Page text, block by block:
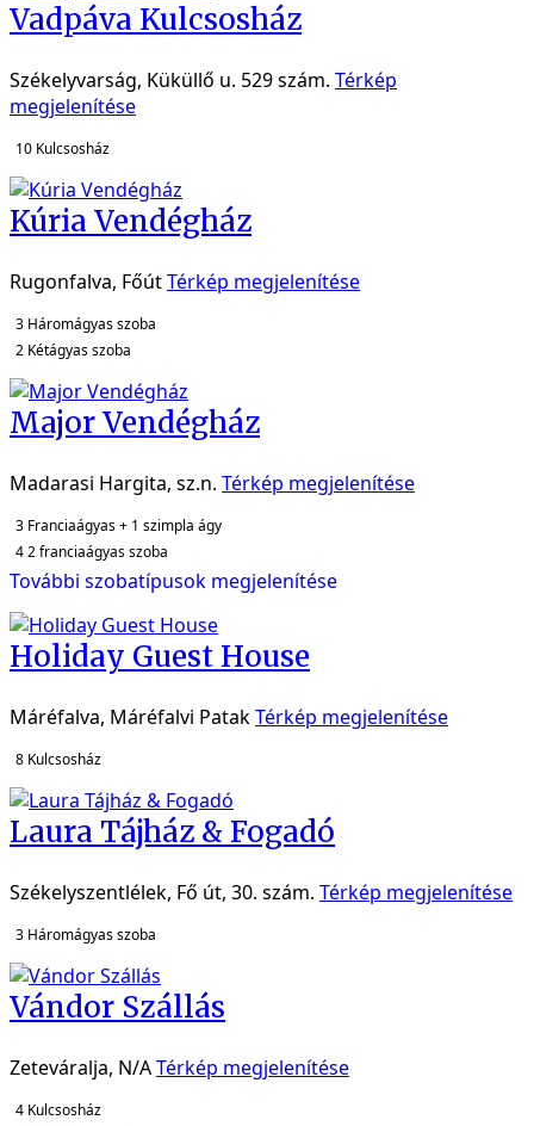
Vadpáva Kulcsosház
Székelyvarság, Küküllő u. 529 szám. Térkép
megjelenítése
10 Kulcsosház
Kúria Vendégház
Rugonfalva, FőútTérkép megjelenítése
3 Háromágyas szoba
2 Kétágyas szoba
Major Vendégház
Madarasi Hargita, sz.n. Térkép megjelenítése
3 Franciaágyas + 1 szimpla ágy
42 franciaágyas szoba
További szobatípusok megjelenítése
Holiday Guest House
Máréfalva, Máréfalvi PatakTérkép megjelenítése
8 Kulcsosház
Laura Tájház & Fogadó
Székelyszentlélek, Fő út, 30. szám. Térkép megjelenítése
3 Háromágyas szoba
Vándor Szállás
Zeteváralja, N/ATérkép megjelenítése
4 Kulcsosház